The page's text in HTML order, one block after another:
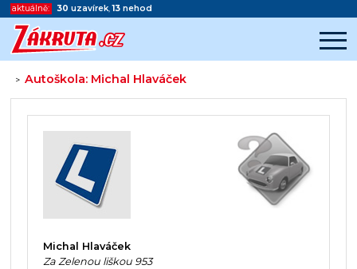
aktuálně: 30 uzavírek,13 nehod
>Autoškola: Michal Hlaváček
Začátek reklamy
Konec reklamy
Michal Hlaváček
Za Zelenou liškou 953